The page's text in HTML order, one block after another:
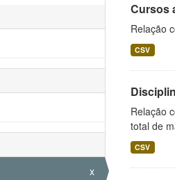
x
Cursos
Relação
CSV
Relação
total de
CSV